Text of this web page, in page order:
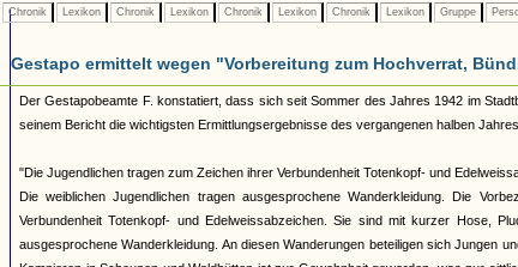
Chronik Lexikon Chronik Lexikon Chronik Lexikon Chronik Lexikon Gruppe
Gestapo ermittelt wegen "Vorbereitung zum Hochverrat,
Der Gestapobeamte F. konstatiert, dass sich seit Sommer des Jahres 1942 im
seinem Bericht die wichtigsten Ermittlungsergebnisse des vergangenen halben
"Die Jugendlichen tragen zum Zeichen ihrer Verbundenheit Totenkopf- und
Die weiblichen Jugendlichen tragen ausgesprochene Wanderkleidung. Die
Verbundenheit Totenkopf- und Edelweissabzeichen. Sie sind mit kurzer Hose,
ausgesprochene Wanderkleidung. An diesen Wanderungen beteiligen sich Jungen